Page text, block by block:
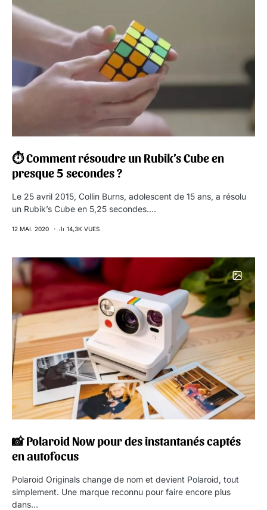
⏱ Comment résoudre un Rubik’s Cube en
presque 5 secondes ?
Le 25 avril 2015, Collin Burns, adolescent de 15 ans, a résolu
un Rubik’s Cube en 5,25 secondes.…
12 MAI. 2020 14,3K VUES
📸 Polaroid Now pour des instantanés captés
en autofocus
Polaroid Originals change de nom et devient Polaroid, tout
simplement. Une marque reconnu pour faire encore plus
dans…